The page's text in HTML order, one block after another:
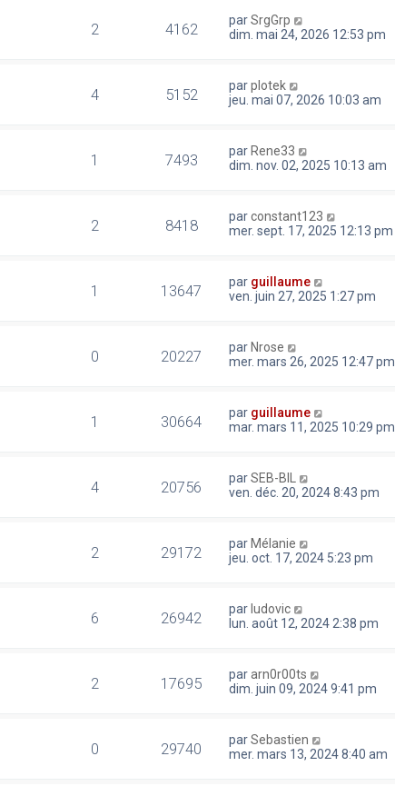
2 4162 parSrgGrp
dim. mai 24, 2026 12:53 pm
4 5152 parplotek
jeu. mai 07, 2026 10:03 am
1 7493 par Rene33
dim. nov. 02, 2025 10:13 am
2 8418 parconstant123
mer. sept. 17, 2025 12:13 pm
1 13647 par guillaume
ven. juin 27, 2025 1:27 pm
0 20227 par Nrose
mer. mars 26, 2025 12:47 pm
1 30664 par guillaume
mar. mars 11, 2025 10:29 pm
4 20756 parSEB-BIL
ven. déc. 20, 2024 8:43 pm
2 29172 par Mélanie
jeu. oct. 17, 2024 5:23 pm
6 26942 par ludovic
lun. août 12, 2024 2:38 pm
2 17695 pararn0r00ts
dim. juin 09, 2024 9:41 pm
0 29740 parSebastien
mer. mars 13, 2024 8:40 am